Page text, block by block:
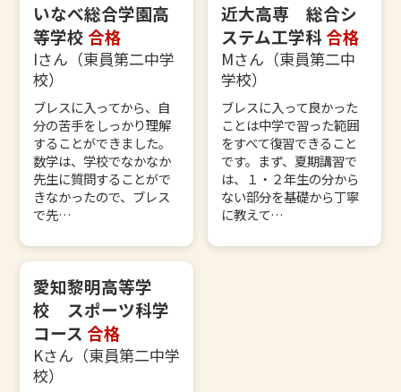
いなべ総合学園高
等学校 合格
Iさん（東員第二中学
校）
ブレスに入ってから、自
分の苦手をしっかり理解
することができました。
数学は、学校でなかなか
先生に質問することがで
きなかったので、ブレス
で先…
近大高専 総合シ
ステム工学科合格
Mさん（東員第二中
学校）
ブレスに入って良かった
ことは中学で習った範囲
をすべて復習できること
です。まず、夏期講習で
は、１・２年生の分から
ない部分を基礎から丁寧
に教えて…
愛知黎明高等学
校 スポーツ科学
コース 合格
Kさん（東員第二中学
校）